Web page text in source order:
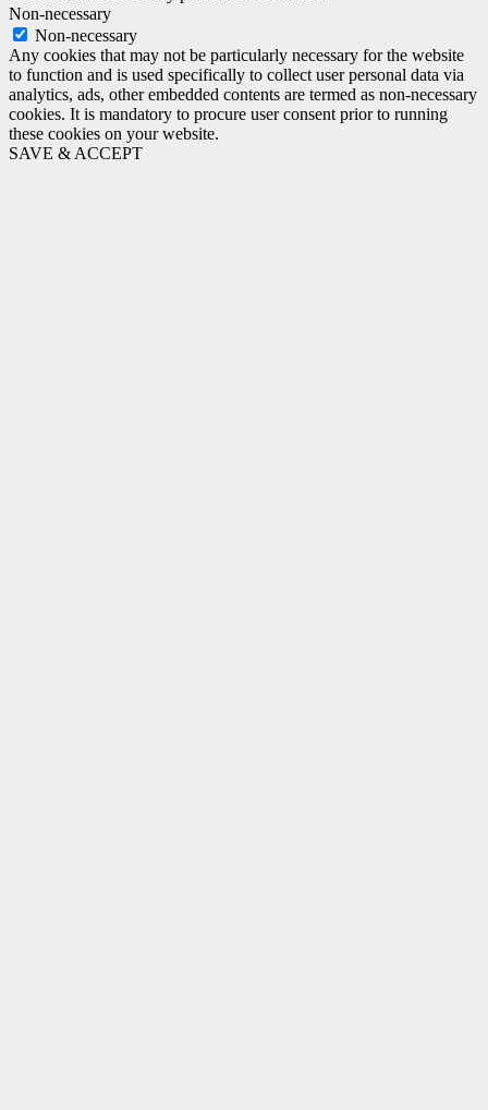
Non-necessary
Non-necessary
Any cookies that may not be particularly necessary for the website
to function and is used specifically to collect user personal data via
analytics, ads, other embedded contents are termed as non-necessary
cookies. It is mandatory to procure user consent prior to running
these cookies on your website.
SAVE & ACCEPT